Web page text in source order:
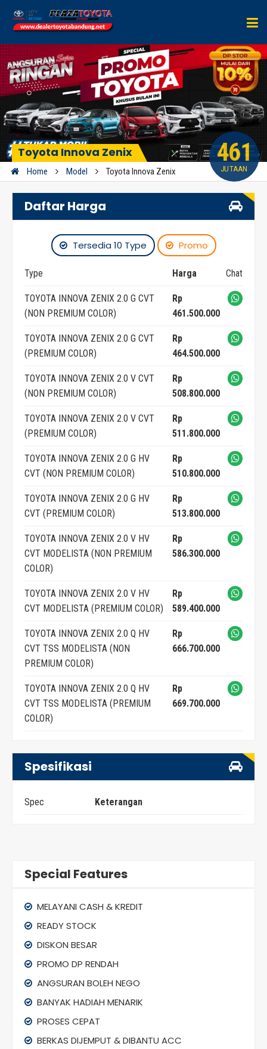
Toyota Innova Zenix
Home Model Toyota Innova Zenix
461
JUTAAN
Daftar Harga
Tersedia 10 Type Promo
Type Harga Chat
TOYOTA INNOVA ZENIX 2.0 G CVT
(NON PREMIUM COLOR)
Rp
461.500.000
TOYOTA INNOVA ZENIX 2.0 G CVT
(PREMIUM COLOR)
Rp
464.500.000
TOYOTA INNOVA ZENIX 2.0 V CVT
(NON PREMIUM COLOR)
Rp
508.800.000
TOYOTA INNOVA ZENIX 2.0 V CVT
(PREMIUM COLOR)
Rp
511.800.000
TOYOTA INNOVA ZENIX 2.0 G HV
CVT (NON PREMIUM COLOR)
Rp
510.800.000
TOYOTA INNOVA ZENIX 2.0 G HV
CVT (PREMIUM COLOR)
Rp
513.800.000
TOYOTA INNOVA ZENIX 2.0 V HV
CVT MODELISTA (NON PREMIUM
COLOR)
Rp
586.300.000
TOYOTA INNOVA ZENIX 2.0 V HV
CVT MODELISTA (PREMIUM COLOR)
Rp
589.400.000
TOYOTA INNOVA ZENIX 2.0 Q HV
CVT TSS MODELISTA (NON
PREMIUM COLOR)
Rp
666.700.000
TOYOTA INNOVA ZENIX 2.0 Q HV
CVT TSS MODELISTA (PREMIUM
COLOR)
Rp
669.700.000
Spesifikasi
Spec Keterangan
Special Features
MELAYANI CASH & KREDIT
READY STOCK
DISKON BESAR
PROMO DP RENDAH
ANGSURAN BOLEH NEGO
BANYAK HADIAH MENARIK
PROSES CEPAT
BERKAS DIJEMPUT & DIBANTU ACC